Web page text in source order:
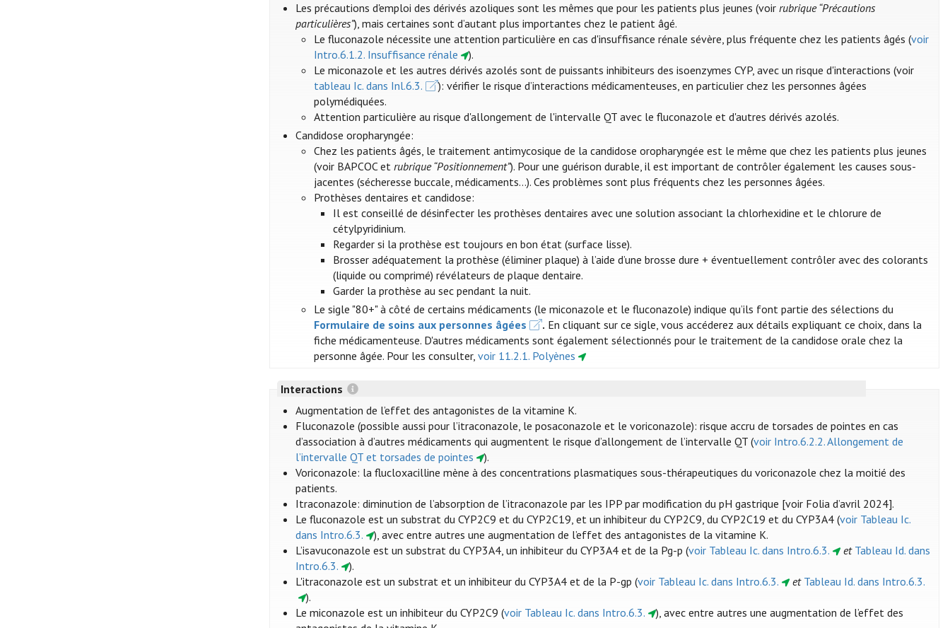
Les précautions d'emploi des dérivés azoliques sont les mêmes que pour les patients plus jeunes (voirrubrique “Précautions
particulières”), mais certaines sont d’autant plus importantes chez le patient âgé.
Le fluconazole nécessite une attention particulière en cas d'insuffisance rénale sévère, plus fréquente chez les patients âgés (voir
Intro.6.1.2. Insuffisance rénale
).
Le miconazole et les autres dérivés azolés sont de puissants inhibiteurs des isoenzymes CYP, avec un risque d'interactions (voir
tableau Ic. dans Inl.6.3.
): vérifier le risque d’interactions médicamenteuses, en particulier chez les personnes âgées
polymédiquées.
Attention particulière au risque d'allongement de l'intervalle QT avec le fluconazole et d'autres dérivés azolés.
Candidose oropharyngée:
Chez les patients âgés, le traitement antimycosique de la candidose oropharyngée est le même que chez les patients plus jeunes
(voir BAPCOC etrubrique “Positionnement”). Pour une guérison durable, il est important de contrôler également les causes sous-
jacentes (sécheresse buccale, médicaments...). Ces problèmes sont plus fréquents chez les personnes âgées.
Prothèses dentaires et candidose:
Il est conseillé de désinfecter les prothèses dentaires avec une solution associant la chlorhexidine et le chlorure de
cétylpyridinium.
Regarder si la prothèse est toujours en bon état (surface lisse).
Brosser adéquatement la prothèse (éliminer plaque) à l’aide d’une brosse dure + éventuellement contrôler avec des colorants
(liquide ou comprimé) révélateurs de plaque dentaire.
Garder la prothèse au sec pendant la nuit.
Le sigle "80+" à côté de certains médicaments (le miconazole et le fluconazole) indique qu’ils font partie des sélections du
Formulaire de soins aux personnes âgées
. En cliquant sur ce sigle, vous accéderez aux détails expliquant ce choix, dans la
fiche médicamenteuse. D'autres médicaments sont également sélectionnés pour le traitement de la candidose orale chez la
personne âgée. Pour les consulter,voir 11.2.1. Polyènes
Interactions
Augmentation de l’effet des antagonistes de la vitamine K.
Fluconazole (possible aussi pour l’itraconazole, le posaconazole et le voriconazole): risque accru de torsades de pointes en cas
d’association à d’autres médicaments qui augmentent le risque d’allongement de l’intervalle QT (voir Intro.6.2.2. Allongement de
l’intervalle QT et torsades de pointes
).
Voriconazole: la flucloxacilline mène à des concentrations plasmatiques sous-thérapeutiques du voriconazole chez la moitié des
patients.
Itraconazole: diminution de l’absorption de l’itraconazole par les IPP par modification du pH gastrique [voir Folia d’avril 2024].
Le fluconazole est un substrat du CYP2C9 et du CYP2C19, et un inhibiteur du CYP2C9, du CYP2C19 et du CYP3A4 (voir Tableau Ic.
dans Intro.6.3.
), avec entre autres une augmentation de l’effet des antagonistes de la vitamine K.
L’isavuconazole est un substrat du CYP3A4, un inhibiteur du CYP3A4 et de la Pg-p (voir Tableau Ic. dans Intro.6.3. et Tableau Id. dans
Intro.6.3.
).
L'itraconazole est un substrat et un inhibiteur du CYP3A4 et de la P-gp (voir Tableau Ic. dans Intro.6.3. et Tableau Id. dans Intro.6.3.
).
Le miconazole est un inhibiteur du CYP2C9 (voir Tableau Ic. dans Intro.6.3.
), avec entre autres une augmentation de l’effet des